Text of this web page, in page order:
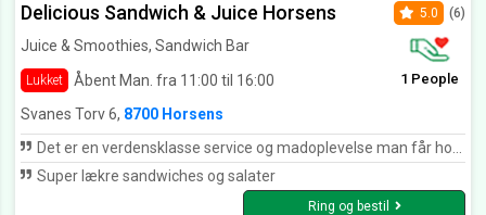
Delicious Sandwich & Juice Horsens
Juice & Smoothies, Sandwich Bar
Lukket Åbent Man. fra 11:00 til 16:00
5.0 (6)
1 People
Svanes Torv 6, 8700 Horsens
Det er en verdensklasse service og madoplevelse man får hos Delicious. Både kvaliteten og friskheden af råvarerne var bemærkelsesværdigt. Jeg kommer helt sikkert igen!
Super lækre sandwiches og salater
Ring og bestil